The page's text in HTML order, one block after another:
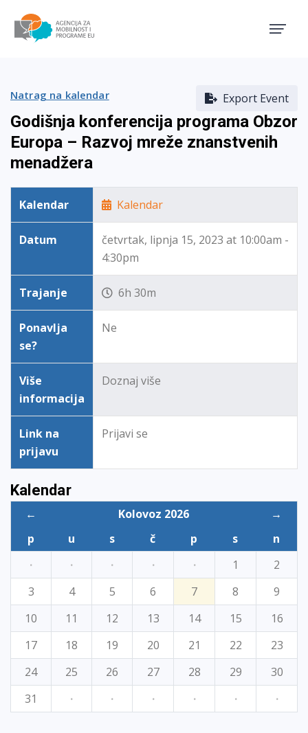
Export Event
Natrag na kalendar
Godišnja konferencija programa Obzor
Europa – Razvoj mreže znanstvenih
menadžera
Kalendar Kalendar
Datum
četvrtak, lipnja 15, 2023 at 10:00am -
4:30pm
Trajanje 6h 30m
Ponavlja
se?
Ne
Više
informacija
Doznaj više
Link na
prijavu
Prijavi se
Kalendar
← Kolovoz 2026
→
p
u s č p s
n
·
· · · · 1
2
3
4 5 6 7 8
9
10
11 12 13 14 15
16
17
18 19 20 21 22
23
24
25 26 27 28 29
30
31
· · · · · ·